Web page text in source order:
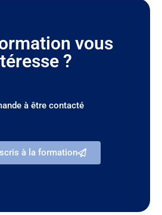
vous
?
à être contacté
à la formation